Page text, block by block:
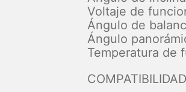
Voltaje de
Ángulo de
Ángulo
Temperatura de